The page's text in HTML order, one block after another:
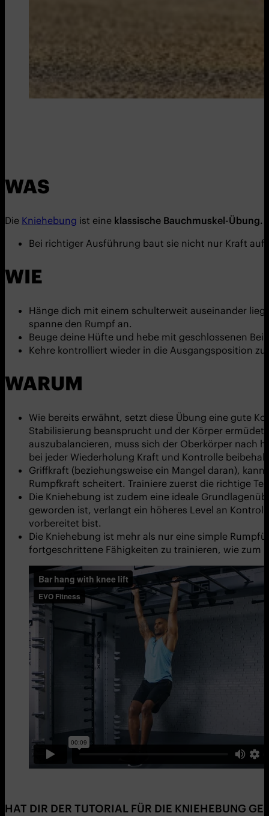
WAS
Die Kniehebung ist eine klassische Bauchmuskel-Übung.
Bei richtiger Ausführung baut sie nicht nur Kraft
WIE
Hänge dich mit einem schulterweit auseinander
spanne den Rumpf an.
Beuge deine Hüfte und hebe mit geschlossenen
Kehre kontrolliert wieder in die Ausgangsposition
WARUM
Wie bereits erwähnt, setzt diese Übung eine gute
Stabilisierung beansprucht und der Körper ermüdet
auszubalancieren, muss sich der Oberkörper nach
bei jeder Wiederholung Kraft und Kontrolle
Griffkraft (beziehungsweise ein Mangel daran),
Rumpfkraft scheitert. Trainiere zuerst die richtige
Die Kniehebung ist zudem eine ideale
geworden ist, verlangt ein höheres Level an
vorbereitet bist.
Die Kniehebung ist mehr als nur eine simple
fortgeschrittene Fähigkeiten zu trainieren, wie zum
HAT DIR DER TUTORIAL FÜR DIE KNIEHEBUNG